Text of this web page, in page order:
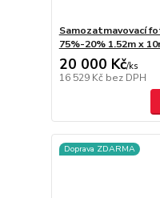
Samozatmavovací
75%-20% 1.52m x
20 000 Kč/ks
16 529 Kč bez DPH
Doprava ZDARMA